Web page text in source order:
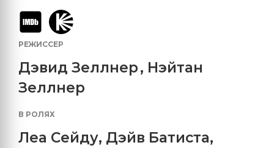
РЕЖИССЕР
Дэвид Зеллнер, Нэйтан
Зеллнер
В РОЛЯХ
Леа Сейду, Дэйв Батиста,